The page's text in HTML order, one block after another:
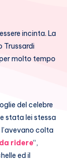
incinta. La
Trussardi
molto tempo
del celebre
stata lei stessa
colta
ridere“,
ed il